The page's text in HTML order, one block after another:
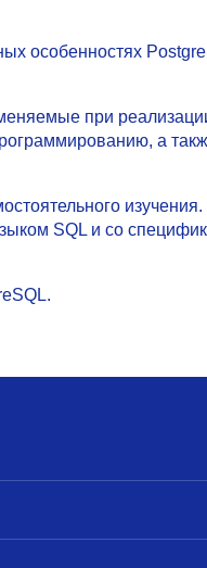
особенностях
при
а
SQL и со